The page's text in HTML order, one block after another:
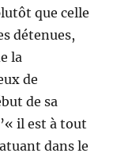
que celle
détenues,
la
de
de sa
il est à tout
dans le